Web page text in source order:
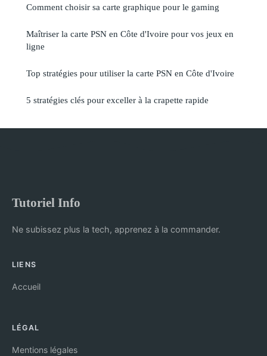
Comment choisir sa carte graphique pour le gaming
Maîtriser la carte PSN en Côte d'Ivoire pour vos jeux en
ligne
Top stratégies pour utiliser la carte PSN en Côte d'Ivoire
5 stratégies clés pour exceller à la crapette rapide
Tutoriel Info
Ne subissez plus la tech, apprenez à la commander.
LIENS
Accueil
LÉGAL
Mentions légales